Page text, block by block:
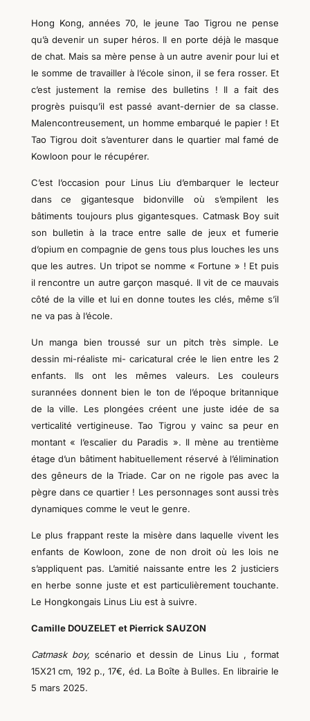
Hong Kong, années 70, le jeune Tao Tigrou ne pense
qu’à devenir un super héros. Il en porte déjà le masque
de chat. Mais sa mère pense à un autre avenir pour lui et
le somme de travailler à l’école sinon, il se fera rosser. Et
c’est justement la remise des bulletins ! Il a fait des
progrès puisqu’il est passé avant-dernier de sa classe.
Malencontreusement, un homme embarqué le papier ! Et
Tao Tigrou doit s’aventurer dans le quartier mal famé de
Kowloon pour le récupérer.
C’est l’occasion pour Linus Liu d’embarquer le lecteur
dans ce gigantesque bidonville où s’empilent les
bâtiments toujours plus gigantesques. Catmask Boy suit
son bulletin à la trace entre salle de jeux et fumerie
d’opium en compagnie de gens tous plus louches les uns
que les autres. Un tripot se nomme « Fortune » ! Et puis
il rencontre un autre garçon masqué. Il vit de ce mauvais
côté de la ville et lui en donne toutes les clés, même s’il
ne va pas à l’école.
Un manga bien troussé sur un pitch très simple. Le
dessin mi-réaliste mi- caricatural crée le lien entre les 2
enfants. Ils ont les mêmes valeurs. Les couleurs
surannées donnent bien le ton de l’époque britannique
de la ville. Les plongées créent une juste idée de sa
verticalité vertigineuse. Tao Tigrou y vainc sa peur en
montant « l’escalier du Paradis ». Il mène au trentième
étage d’un bâtiment habituellement réservé à l’élimination
des gêneurs de la Triade. Car on ne rigole pas avec la
pègre dans ce quartier ! Les personnages sont aussi très
dynamiques comme le veut le genre.
Le plus frappant reste la misère dans laquelle vivent les
enfants de Kowloon, zone de non droit où les lois ne
s’appliquent pas. L’amitié naissante entre les 2 justiciers
en herbe sonne juste et est particulièrement touchante.
Le Hongkongais Linus Liu est à suivre.
Camille DOUZELET et Pierrick SAUZON
Catmask boy, scénario et dessin de Linus Liu , format
15X21 cm, 192 p., 17€, éd. La Boîte à Bulles. En librairie le
5 mars 2025.